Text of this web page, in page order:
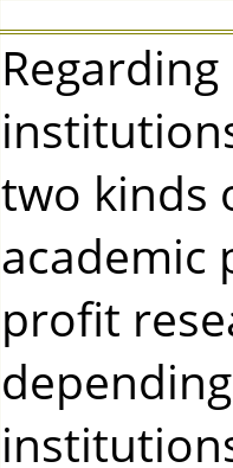
two kinds
academic
profit